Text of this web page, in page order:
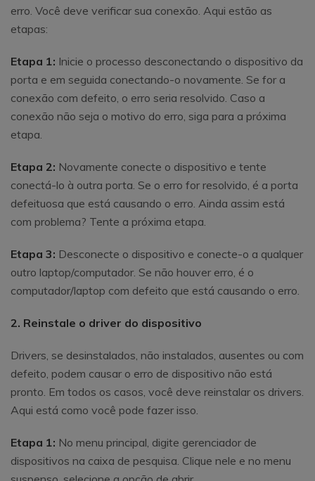
erro. Você deve verificar sua conexão. Aqui estão as
etapas:
Etapa 1: Inicie o processo desconectando o dispositivo da
porta e em seguida conectando-o novamente. Se for a
conexão com defeito, o erro seria resolvido. Caso a
conexão não seja o motivo do erro, siga para a próxima
etapa.
Etapa 2: Novamente conecte o dispositivo e tente
conectá-lo à outra porta. Se o erro for resolvido, é a porta
defeituosa que está causando o erro. Ainda assim está
com problema? Tente a próxima etapa.
Etapa 3: Desconecte o dispositivo e conecte-o a qualquer
outro laptop/computador. Se não houver erro, é o
computador/laptop com defeito que está causando o erro.
2. Reinstale o driver do dispositivo
Drivers, se desinstalados, não instalados, ausentes ou com
defeito, podem causar o erro de dispositivo não está
pronto. Em todos os casos, você deve reinstalar os drivers.
Aqui está como você pode fazer isso.
Etapa 1: No menu principal, digite gerenciador de
dispositivos na caixa de pesquisa. Clique nele e no menu